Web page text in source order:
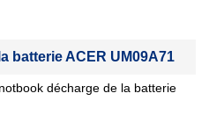
batterie ACER UM09A71
décharge de la batterie